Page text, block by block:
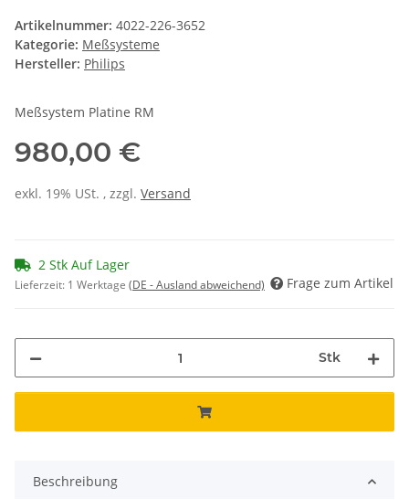
Artikelnummer: 4022-226-3652
Kategorie: Meßsysteme
Hersteller: Philips
Meßsystem Platine RM
980,00 €
exkl. 19% USt. , zzgl. Versand
2 Stk Auf Lager
Lieferzeit: 1 Werktage (DE - Ausland abweichend) Frage zum Artikel
Stk
Beschreibung